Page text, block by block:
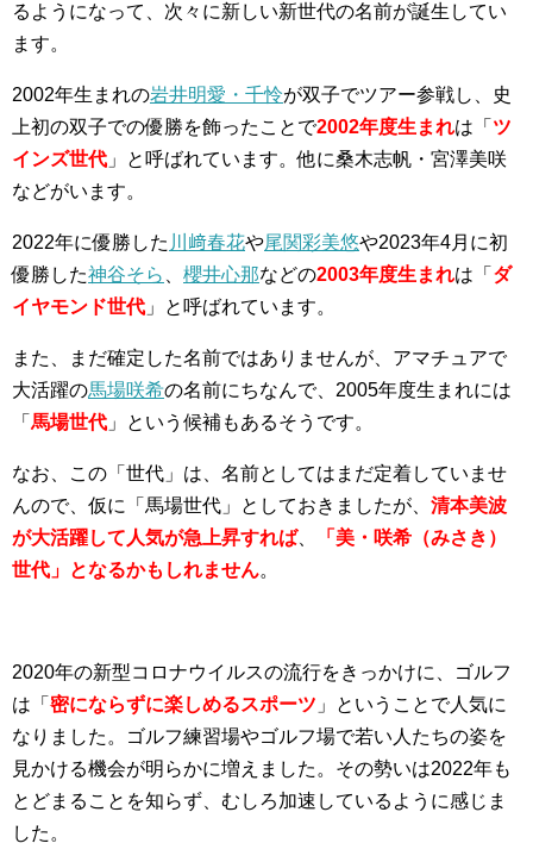
るようになって、次々に新しい新世代の名前が誕生してい
ます。
2002年生まれの岩井明愛・千怜が双子でツアー参戦し、史
上初の双子での優勝を飾ったことで2002年度生まれは「 ツ
インズ世代 」と呼ばれています。他に桑木志帆・宮澤美咲
などがいます。
2022年に優勝した 川﨑春花や尾関彩美悠や2023年4月に初
優勝した神谷そら 櫻井心那などの2003年度生まれは「 ダ
イヤモンド世代 」と呼ばれています。
また、まだ確定した名前ではありませんが、アマチュアで
大活躍の馬場咲希の名前にちなんで、2005年度生まれには
「 馬場世代 」という候補もあるそうです。
なお、この「世代」は、名前としてはまだ定着していませ
んので、仮に「馬場世代」としておきましたが、 清本美波
が大活躍して人気が急上昇すれば、
「美・咲希（みさき）
世代」となるかもしれません。
2020年の新型コロナウイルスの流行をきっかけに、ゴルフ
は「 密にならずに楽しめるスポーツ 」ということで人気に
なりました。ゴルフ練習場やゴルフ場で若い人たちの姿を
見かける機会が明らかに増えました。その勢いは2022年も
とどまることを知らず、むしろ加速しているように感じま
した。